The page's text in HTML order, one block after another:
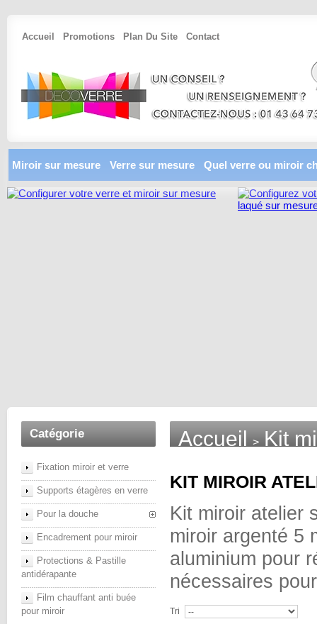
Miroir sur mesure Verre sur mesure Quel verre ou miroir
Accueil Promotions Plan Du Site Contact
Catégorie
Fixation miroir et verre
Supports étagères en verre
Pour la douche
Encadrement pour miroir
Protections & Pastille
antidérapante
Film chauffant anti buée
pour miroir
Accueil > Kit
KIT MIROIR
Kit miroir atelier
miroir argenté 5
aluminium pour
nécessaires
Tri